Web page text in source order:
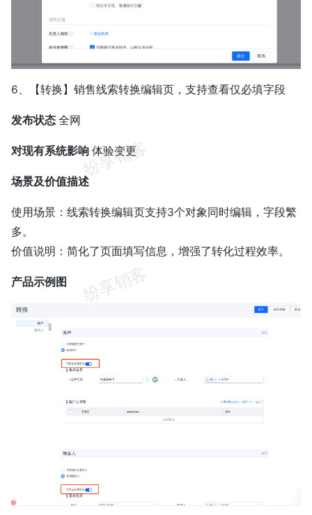
6、【转换】销售线索转换编辑页，支持查看仅必填字段
发布状态 全网
对现有系统影响 体验变更
场景及价值描述
使用场景：线索转换编辑页支持3个对象同时编辑，字段繁
多。
价值说明：简化了页面填写信息，增强了转化过程效率。
产品示例图